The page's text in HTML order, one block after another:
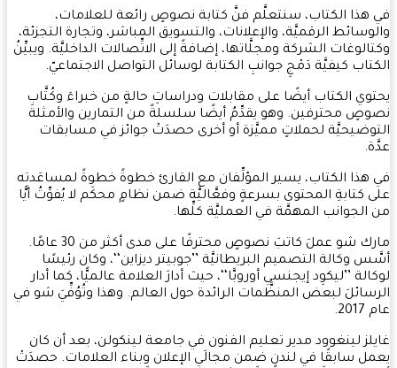
هذا الكتاب، سنتعلَّم فنَّ كتابة نصوصٍ رائعة للعلامات،
الرقميَّة، والإعلانات، والتسويق المباشر، وتجارة التجزئة،
الشركة ومجلَّاتها، إضافةً إلى الاتِّصالات الداخليَّة. ويبيِّنُ
كيفيَّة دَمْجِ جوانبِ الكتابة لوسائل التواصل الاجتماعيّ.
الكتاب أيضًا على مقابلات ودراساتِ حالةٍ من خبراءَ وكُتَّابِ
محترفين. وهو يقدِّمُ أيضًا سلسلةً من التمارين والأمثلة
لحملاتٍ مميَّزة أو أخرى حصدَتْ جوائز في مسابقات
هذا الكتاب، يسير المؤلِّفان مع القارئ خطوةً خطوةً لمساعَدته
كتابةِ المحتوى بسرعةٍ وفعَّاليَّة ضمن نظامٍ محكَم لا يُفوِّتُ أيًّا
الجوانب المهمَّة في العمليَّة كلِّها.
مارك شو عملَ كاتبَ نصوصٍ محترفًا على مدى أكثر من 30 عامًا.
وكالة التصميم البريطانيَّة ’’جوبيتر ديزاين‘‘، وكان رئيسًا
’’ليكوِد إيجنسي أوروبَّا‘‘، حيث أدارَ العلامة عالميًّا، كما أدار
لبعض المنظَّمات الرائدة حول العالم. وهذا وتُوُفِّيَ شو في
لينغوود مدير تعليم الفنون في جامعة لينكولن، بعد أن كان
سابقًا في لندن ضمن مجالَيِ الإعلان وبناء العلامات. حصدَتْ